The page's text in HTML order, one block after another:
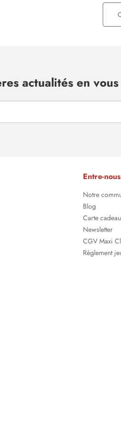
actualités en
Entre-nous
Notre
Blog
Carte cadeau
Newsletter
CGV Maxi
Règlement